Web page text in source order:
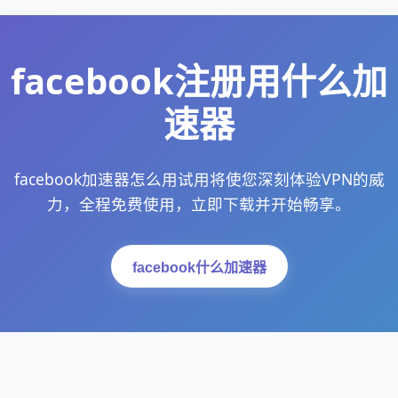
facebook注册用什么加
速器
facebook加速器怎么用试用将使您深刻体验VPN的威
力，全程免费使用，立即下载并开始畅享。
facebook什么加速器